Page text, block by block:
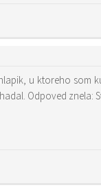
u ktoreho
Odpoved znela: